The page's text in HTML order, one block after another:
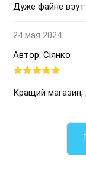
Дуже файне
24 мая 2024
Автор: Сіянко
Кращий